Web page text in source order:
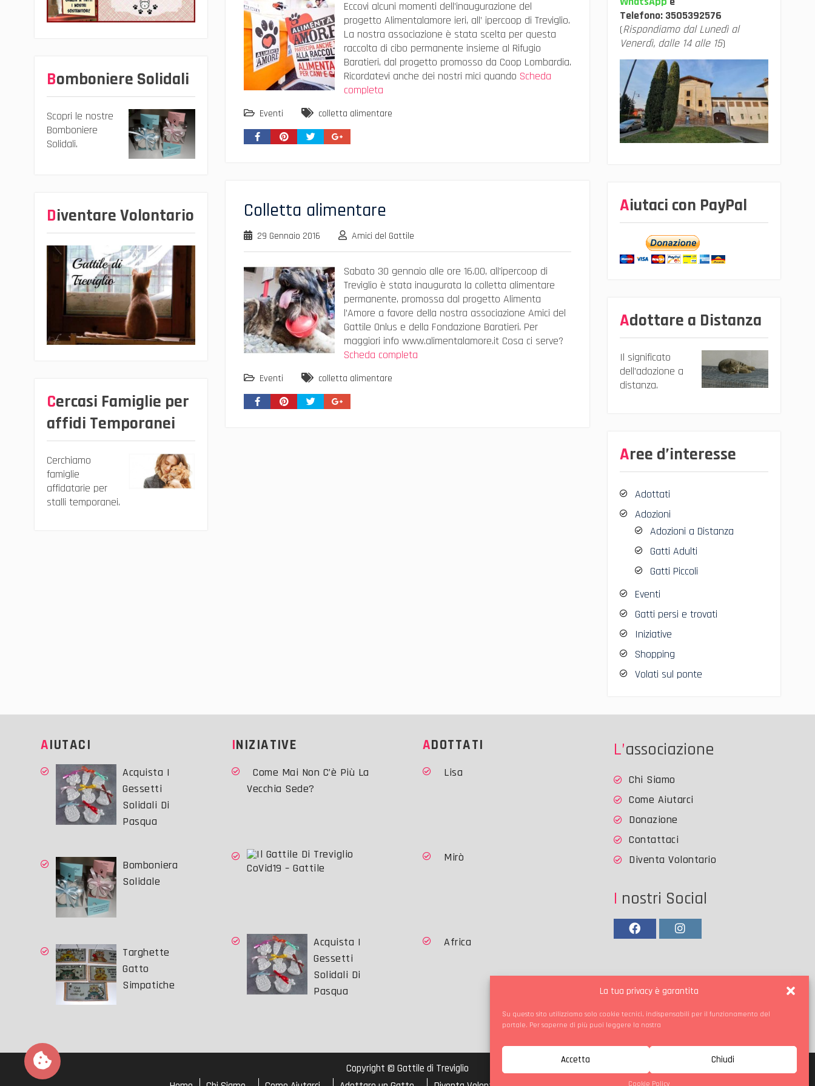
La tua privacy è garantita
Su questo sito utilizziamo solo cookie tecnici, indispensabili per il funzionamento del
portale. Per saperne di più puoi leggere la nostra
Accetta Chiudi
Cookie Policy
Eccovi alcuni momenti dell’inaugurazione del
progetto ‪Alimentalamore ‬ieri, all’ ipercoop di Treviglio.
La nostra associazione è stata scelta per questa
raccolta di cibo permanente insieme al Rifugio
Baratieri, dal progetto promosso da Coop Lombardia.
Ricordatevi anche dei nostri mici quando Scheda
completa
Eventi colletta alimentare
Colletta alimentare
29 Gennaio 2016 Amici del Gattile
Sabato 30 gennaio alle ore 16.00, all’ipercoop di
Treviglio è stata inaugurata la colletta alimentare
permanente, promossa dal progetto Alimenta
l’Amore a favore della nostra associazione Amici del
Gattile Onlus e della Fondazione Baratieri. Per
maggiori info www.alimentalamore.it Cosa ci serve?
Scheda completa
Eventi colletta alimentare
Telefono: 3505392576
(Rispondiamo dal Lunedì al
Venerdì, dalle 14 alle 15)
Aiutaci con PayPal
Adottare a Distanza
Il significato
dell’adozione a
distanza.
Aree d’interesse
Adottati
Adozioni
Adozioni a Distanza
Gatti Adulti
Gatti Piccoli
Eventi
Gatti persi e trovati
Iniziative
Shopping
Volati sul ponte
Bomboniere Solidali
Scopri le nostre
Bomboniere
Solidali.
Diventare Volontario
Cercasi Famiglie per
affidi Temporanei
Cerchiamo
famiglie
affidatarie per
stalli temporanei.
AIUTACI
Acquista I
Gessetti
Solidali Di
Pasqua
Bomboniera
Solidale
Targhette
Gatto
Simpatiche
INIZIATIVE
Come Mai Non C’è Più La
Vecchia Sede?
CoVid19 – Gattile
Acquista I
Gessetti
Solidali Di
Pasqua
ADOTTATI
Lisa
Mirò
Africa
L’associazione
Chi Siamo
Come Aiutarci
Donazione
Contattaci
Diventa Volontario
I nostri Social
Copyright © Gattile di Treviglio